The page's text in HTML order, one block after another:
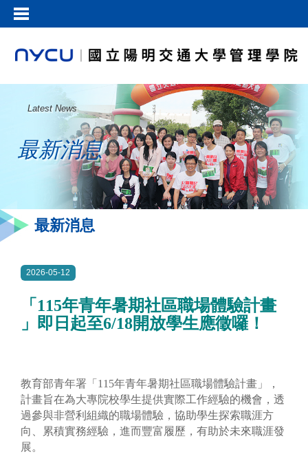
Latest News
最新消息
最新消息
2026-05-12
「115年青年暑期社區職場體驗計畫
」即日起至6/18開放學生應徵囉！
教育部青年署「115年青年暑期社區職場體驗計畫」，
計畫旨在為大專院校學生提供實際工作經驗的機會，透
過參與非營利組織的職場體驗，協助學生探索職涯方
向、累積實務經驗，進而豐富履歷，有助於未來職涯發
展。